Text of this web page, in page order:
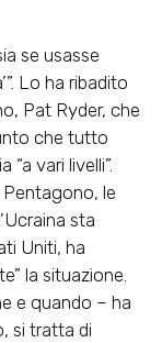
se usasse
Lo ha ribadito
Pat Ryder, che
che tutto
vari livelli”.
le
sta
Uniti, ha
la situazione.
e quando – ha
si tratta di